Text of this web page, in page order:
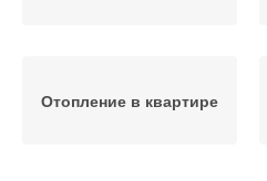
Отопление в квартире